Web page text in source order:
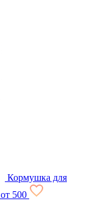
Кормушка для
от 500